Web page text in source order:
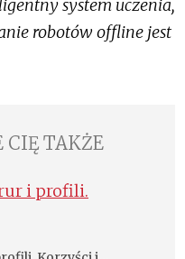
system uczenia,
robotów offline jest
CIĘ TAKŻE